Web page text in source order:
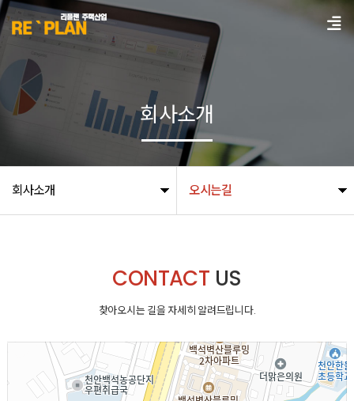
회사소개 오시는길
회사소개
CONTACT US
찾아오시는 길을 자세히 알려드립니다.